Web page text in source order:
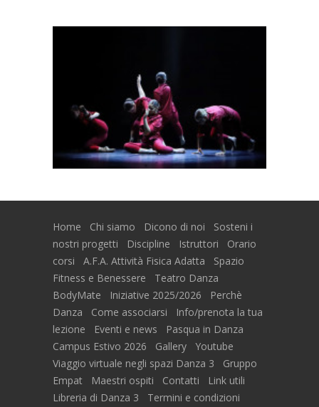
Home Chi siamo Dicono di noi
Sosteni i
nostri progetti
Discipline Istruttori
Orario
corsi
A.F.A. Attività Fisica Adatta
Spazio
Fitness e Benessere
Teatro Danza
BodyMate
Iniziative 2025/2026
Perchè
Danza
Come associarsi
Info/prenota la tua
lezione
Eventi e news
Pasqua in Danza
Campus Estivo 2026
Gallery
Youtube
Viaggio virtuale negli spazi Danza 3
Gruppo
Empat
Maestri ospiti Contatti
Link utili
Libreria di Danza 3
Termini e condizioni